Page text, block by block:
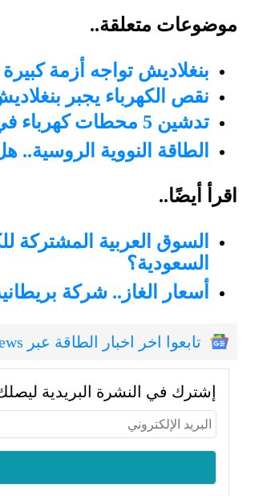
موضوعات متعلقة..
بنغلاديش تواجه أزمة
نقص الكهرباء يجبر
تدشين 5 محطات كهرباء في بنغلاديش
الطاقة النووية الروسية..
اقرأ أيضًا..
السوق العربية المشتركة
السعودية؟
أسعار الغاز.. شركة
تابعوا اخر اخبار الطاقة عبر Google News
إشترك في النشرة البريدية